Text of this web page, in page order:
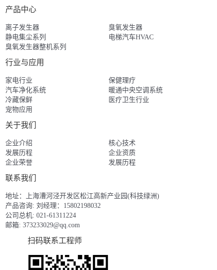
产品中心
离子发生器
臭氧发生器
静电集尘系列
电梯汽车HVAC
臭氧发生器整机系列
行业与应用
家电行业
保健理疗
汽车净化系统
暖通中央空调系统
冷藏保鲜
医疗卫生行业
宠物应用
关于我们
企业介绍
核心技术
发展历程
企业资质
企业荣誉
发展历程
联系我们
地址：上海漕河泾开发区松江高新产业园(科技绿洲)
产品咨询: 刘经理：15802198032
公司总机: 021-61311224
邮箱:373233029@qq.com
扫码联系工程师